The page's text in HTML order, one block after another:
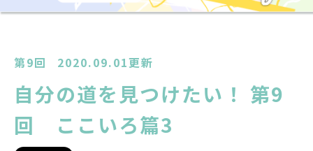
第9回 2020.09.01更新
自分の道を見つけたい！ 第9
回 ここいろ篇3